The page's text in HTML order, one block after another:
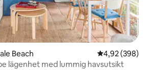
Beach 4,92 av 5 i
4,92 (398)
lägenhet med lummig havsutsikt